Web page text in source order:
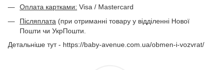
Оплата картками: Visa / Mastercard
Післяплата (при отриманні товару у відділенні Нової
Пошти чи УкрПошти.
Детальніше тут - https://baby-avenue.com.ua/obmen-i-vozvrat/